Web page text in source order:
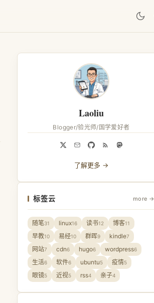
Laoliu
Blogger/验光师/国学爱好者
了解更多 →
标签云 more →
随笔31 linux16 读书12 博客11
早教10 易经10 群晖9 kindle7
网站7 cdn6 hugo6 wordpress6
生活6 软件6 ubuntu5 疫情5
眼镜5 近视5 rss4 亲子4